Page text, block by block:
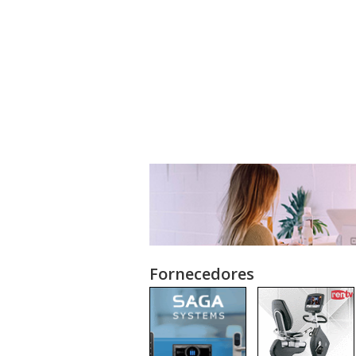
Fornecedores